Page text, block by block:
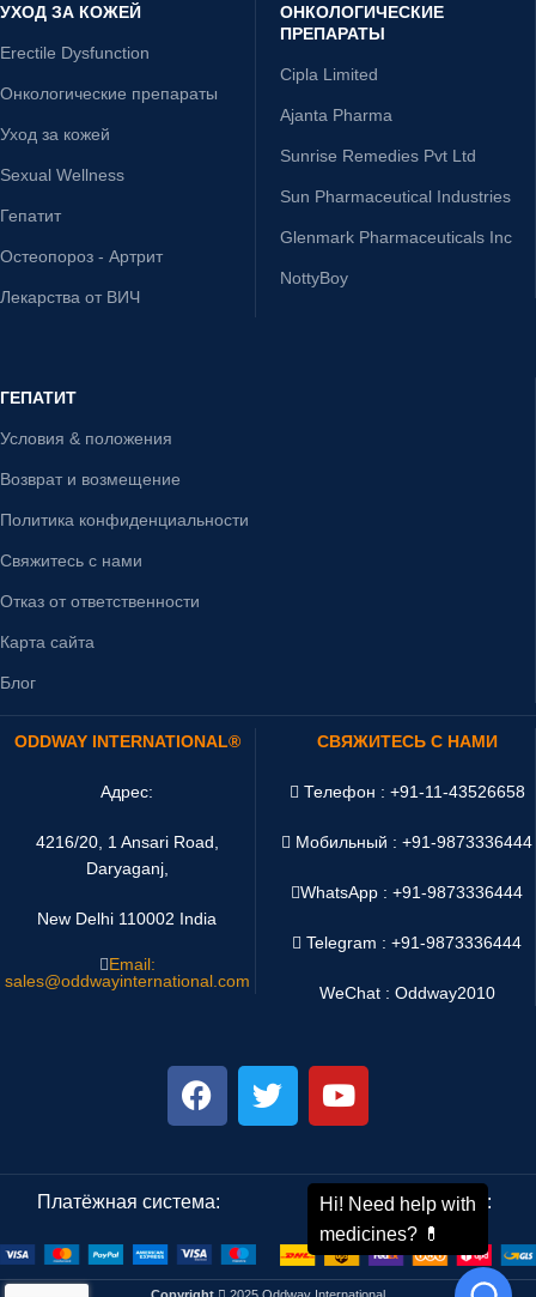
УХОД ЗА КОЖЕЙ
Erectile Dysfunction
Онкологические препараты
Уход за кожей
Sexual Wellness
Гепатит
Остеопороз - Артрит
Лекарства от ВИЧ
ОНКОЛОГИЧЕСКИЕ
ПРЕПАРАТЫ
Cipla Limited
Ajanta Pharma
Sunrise Remedies Pvt Ltd
Sun Pharmaceutical Industries
Glenmark Pharmaceuticals Inc
NottyBoy
ГЕПАТИТ
Условия & положения
Возврат и возмещение
Политика конфиденциальности
Свяжитесь с нами
Отказ от ответственности
Карта сайта
Блог
ODDWAY INTERNATIONAL®
Адрес:
4216/20, 1 Ansari Road,
Daryaganj,
New Delhi 110002 India
Email:
sales@oddwayinternational.com
СВЯЖИТЕСЬ С НАМИ
Телефон : +91-11-43526658
Мобильный : +91-9873336444
WhatsApp :+91-9873336444
Telegram : +91-9873336444
WeChat : Oddway2010
Платёжная система: Система доставки: